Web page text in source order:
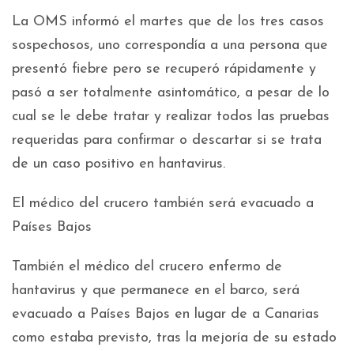
La OMS informó el martes que de los tres casos
sospechosos, uno correspondía a una persona que
presentó fiebre pero se recuperó rápidamente y
pasó a ser totalmente asintomático, a pesar de lo
cual se le debe tratar y realizar todos las pruebas
requeridas para confirmar o descartar si se trata
de un caso positivo en hantavirus.
El médico del crucero también será evacuado a
Países Bajos
También el médico del crucero enfermo de
hantavirus y que permanece en el barco, será
evacuado a Países Bajos en lugar de a Canarias
como estaba previsto, tras la mejoría de su estado